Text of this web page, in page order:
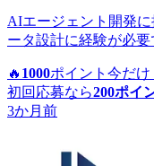
AIエージェント開発
ータ設計に経験が必要
🔥 1000ポイント 今だけ
初回応募なら200ポイ
3か月前